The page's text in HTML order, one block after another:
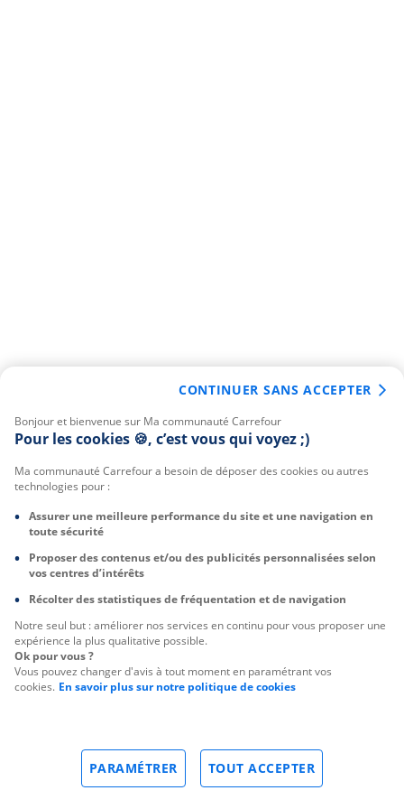
Bonjour et bienvenue sur Ma communauté Carrefour
Pour les cookies 🍪, c’est vous qui voyez ;)
Ma communauté Carrefour a besoin de déposer des cookies ou autres
technologies pour :
Assurer une meilleure performance du site et une navigation en
toute sécurité
Proposer des contenus et/ou des publicités personnalisées selon
vos centres d’intérêts
Récolter des statistiques de fréquentation et de navigation
Notre seul but : améliorer nos services en continu pour vous proposer une
expérience la plus qualitative possible.
Ok pour vous ?
Vous pouvez changer d'avis à tout moment en paramétrant vos
cookies. En savoir plus sur notre politique de cookies
TOUT ACCEPTER
PARAMÉTRER
CONTINUER SANS ACCEPTER